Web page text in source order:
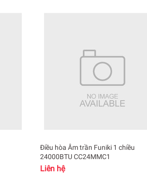
Điều hòa Âm trần Funiki 1 chiều
24000BTU CC24MMC1
Liên hệ